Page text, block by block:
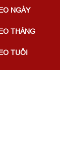
NGÀY
THÁNG
TUỔI